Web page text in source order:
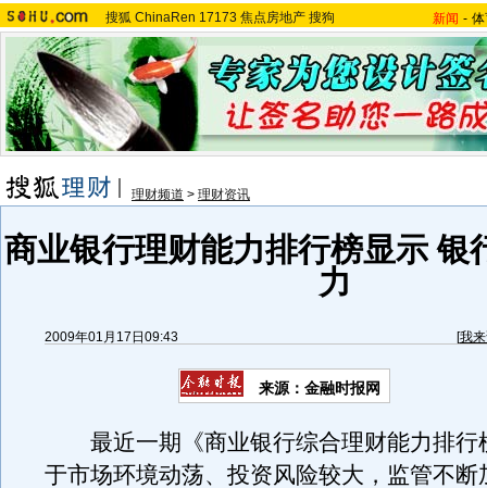
搜狐 ChinaRen 17173 焦点房地产 搜狗 新闻 -
理财频道 > 理财资讯
商业银行理财能力排行榜显示 银
力
2009年01月17日09:43 [我
来源：金融时报网
最近一期《商业银行综合理财能力排行
于市场环境动荡、投资风险较大，监管不断